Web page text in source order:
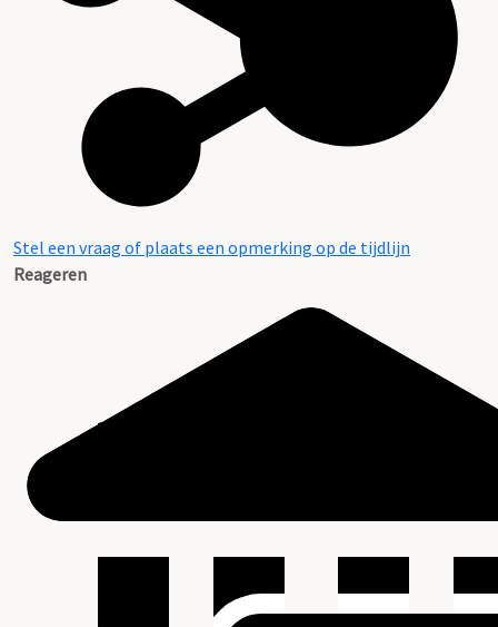
Stel een vraag of plaats een opmerking op de tijdlijn
Reageren